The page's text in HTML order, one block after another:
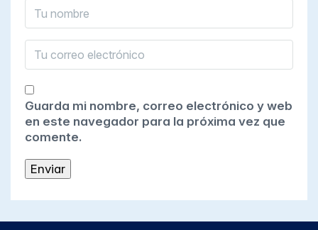
Guarda mi nombre, correo electrónico y web
en este navegador para la próxima vez que
comente.